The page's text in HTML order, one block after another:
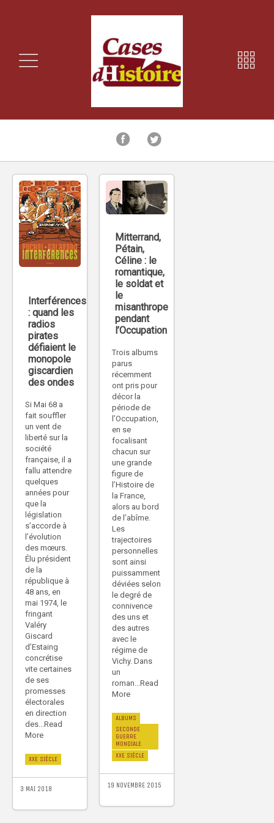
Interférences
: quand les
radios
pirates
défiaient le
monopole
giscardien
des ondes
Si Mai 68 a
fait souffler
un vent de
liberté sur la
société
française, il a
fallu attendre
quelques
années pour
que la
législation
s’accorde à
l’évolution
des mœurs.
Élu président
de la
république à
48 ans, en
mai 1974, le
fringant
Valéry
Giscard
d’Estaing
concrétise
vite certaines
de ses
promesses
électorales
en direction
des...Read
More
XXE SIÈCLE
3 MAI 2018
Mitterrand,
Pétain,
Céline : le
romantique,
le soldat et
le
misanthrope
pendant
l’Occupation
Trois albums
parus
récemment
ont pris pour
décor la
période de
l’Occupation,
en se
focalisant
chacun sur
une grande
figure de
l’Histoire de
la France,
alors au bord
de l’abîme.
Les
trajectoires
personnelles
sont ainsi
puissamment
déviées selon
le degré de
connivence
des uns et
des autres
avec le
régime de
Vichy. Dans
un
roman...Read
More
ALBUMS
SECONDE
GUERRE
MONDIALE
XXE SIÈCLE
19 NOVEMBRE 2015